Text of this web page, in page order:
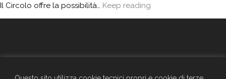
Il Circolo offre la possibilità… Keep reading
SEDE SOCIALE